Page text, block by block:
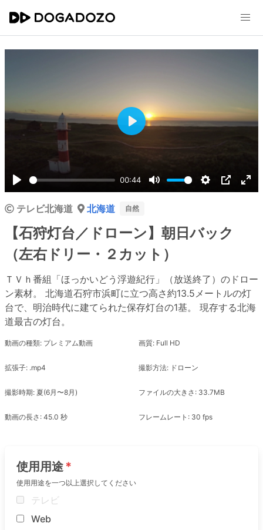
Play
00:44
Mute Settings
PIP
Play
テレビ北海道 北海道 自然
【石狩灯台／ドローン】朝日バック
（左右ドリー・２カット）
ＴＶｈ番組「ほっかいどう浮遊紀行」（放送終了）のドロー
ン素材。 北海道石狩市浜町に立つ高さ約13.5メートルの灯
台で、明治時代に建てられた保存灯台の1基。 現存する北海
道最古の灯台。
動画の種類: プレミアム動画 画質: Full HD
拡張子: .mp4 撮影方法: ドローン
撮影時期: 夏(6月〜8月) ファイルの大きさ: 33.7MB
動画の長さ: 45.0 秒 フレームレート: 30 fps
使用用途
使用用途を一つ以上選択してください
テレビ
Web